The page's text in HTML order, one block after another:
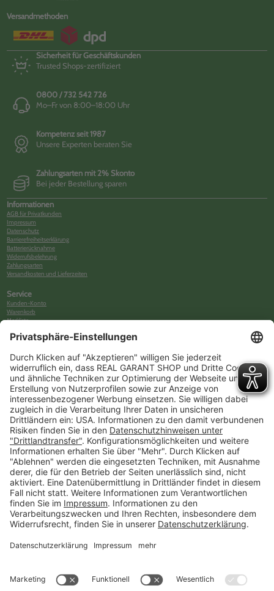
Versandmethoden
Sicherheit für Geschäftskunden
Trusted Shops-zertifiziert
0800 / 732 542 726
Mo–Fr von 8:00–18:00 Uhr
Kompetenz seit 1987
Unsere Experten beraten Sie
Zahlungsarten mit 2% Skonto
Bei jeder Bestellung sparen
Informationen
AGB für Privatkunden
Impressum
Datenschutz
Barrierefreiheitserklärung
Batterierücknahme
Widerrufsbelehrung
Zahlungsarten
Versandkosten und Lieferzeiten
Service
Kunden-Konto
Warenkorb
Merkliste
Newsletter
FAQs
Über uns
Kategorien
Betriebsorganisation (52)
Schlüsselorganisation (140)
Reifenorganisation (35)
Werkstattorganisation (166)
Preisauszeichnung und Preisdisplays (35)
Formulare KFZ und Werkstatt (34)
Kennzeichenhalter (49)
KFZ-Verkauf und KFZ-Präsentation (19)
Aussenwerbung (47)
Prospektpräsentation, Infosysteme (29)
Werbeartikel und Give-Aways (212)
SALES OFF (14)
Ausgezeichnet